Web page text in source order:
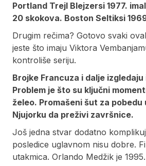
Portland Trejl Blejzersi 1977.
20 skokova. Boston Seltiksi
Drugim rečima? Gotovo svaki
jeste što imaju Viktora
kontroliše seriju.
Brojke Francuza i dalje
Problem je što su ključni
želeo. Promašeni šut za
Njujorku da preživi završnice.
Još jedna stvar dodatno
posledice uglavnom nisu dobre.
utakmica. Orlando Medžik je